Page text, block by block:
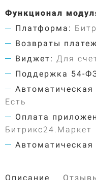
Функционал
Платформа:
Возвраты
Виджет: Для
Поддержка 54-
Автоматическая
Есть
Оплата
Битрикс24.Маркет
Описание